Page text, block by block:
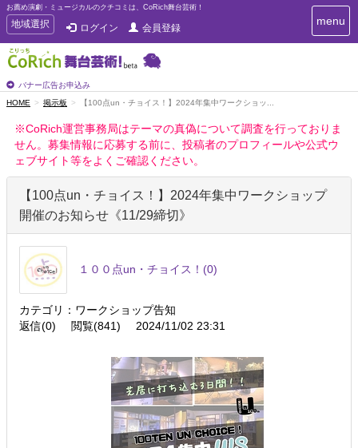
お薦め演劇・ミュージカルのクチコミは、CoRich舞台芸術！
T
o
g
g
e
n
地域選択 ログイン 会員登録
バナー広告お申込み
T
o
a
v
g
a
menu
HOME 掲示板 【100点un・チョイス！】2024年集中ワークショッ...
※CoRich運営事務局はテーマの真偽について調査を行っておりま
せん。募集情報に応募する前に、投稿者のプロフィールや公式ウ
ェブサイト等をよくご確認ください。
【100点un・チョイス！】2024年集中ワークショップ
開催のお知らせ《11/29締切》
１００点un・チョイス！ (0)
カテゴリ：ワークショップ告知
返信(0)
閲覧(841) 2024/11/02 23:31